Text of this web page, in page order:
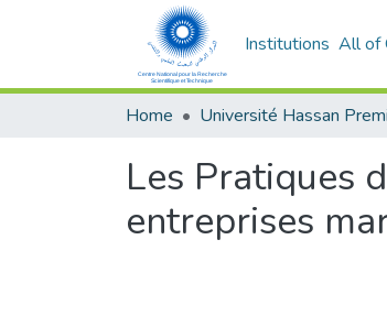
Institutions All of
Home
Les Pratiques
entreprises